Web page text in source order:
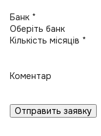
Банк *
Кількість місяців *
Коментар
Отправить заявку